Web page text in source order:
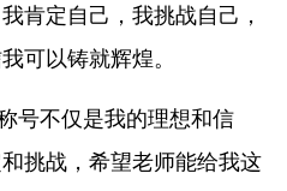
肯定自己，我挑战自己，
可以铸就辉煌。
号不仅是我的理想和信
挑战，希望老师能给我这